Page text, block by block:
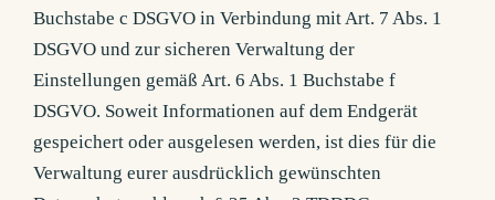
Buchstabe c DSGVO in Verbindung mit Art. 7 Abs. 1
DSGVO und zur sicheren Verwaltung der
Einstellungen gemäß Art. 6 Abs. 1 Buchstabe f
DSGVO. Soweit Informationen auf dem Endgerät
gespeichert oder ausgelesen werden, ist dies für die
Verwaltung eurer ausdrücklich gewünschten